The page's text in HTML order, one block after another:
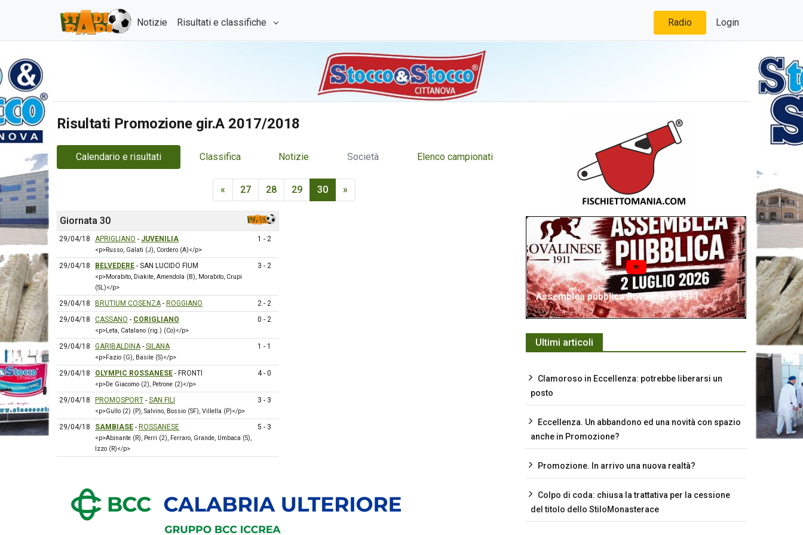
Notizie Risultati e classifiche Radio Login
Risultati Promozione gir.A 2017/2018
Calendario e risultati Classifica Notizie Società Elenco campionati
« 27 28 29 30 »
Giornata 30
29/04/18 APRIGLIANO - JUVENILIA
<p>Russo, Galati (J), Cordero (A)</p>
1 - 2
29/04/18 BELVEDERE - SAN LUCIDO FIUM
<p>Morabito, Diakite, Amendola (B), Morabito, Crupi
(SL)</p>
3 - 2
29/04/18 BRUTIUM COSENZA- ROGGIANO
2 - 2
29/04/18
CASSANO - CORIGLIANO
<p>Leta, Catalano (rig.) (Co)</p>
0 - 2
29/04/18 GARIBALDINA- SILANA
<p>Fazio (G), Basile (S)</p>
1 - 1
29/04/18 OLYMPIC ROSSANESE - FRONTI
<p>De Giacomo (2), Petrone (2)</p>
4 - 0
29/04/18 PROMOSPORT - SAN FILI
<p>Gullo (2) (P), Salvino, Bossio (SF), Villella (P)</p>
3 - 3
29/04/18 SAMBIASE - ROSSANESE
<p>Abinante (R), Perri (2), Ferraro, Grande, Umbaca (S),
Izzo (R)</p>
5 - 3
Assemblea pubblica Bovalinese 1911
Ultimi articoli
Clamoroso in Eccellenza: potrebbe liberarsi un
posto
Eccellenza. Un abbandono ed una novità con spazio
anche in Promozione?
Promozione. In arrivo una nuova realtà?
Colpo di coda: chiusa la trattativa per la cessione
del titolo dello StiloMonasterace